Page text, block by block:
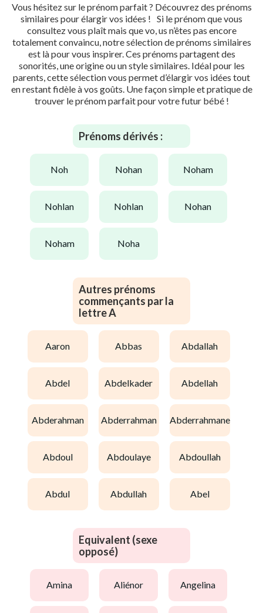
Vous hésitez sur le prénom parfait ? Découvrez des prénoms
similaires pour élargir vos idées ! Si le prénom que vous
consultez vous plaît mais que vo, us n’êtes pas encore
totalement convaincu, notre sélection de prénoms similaires
est là pour vous inspirer. Ces prénoms partagent des
sonorités, une origine ou un style similaires. Idéal pour les
parents, cette sélection vous permet d’élargir vos idées tout
en restant fidèle à vos goûts. Une façon simple et pratique de
trouver le prénom parfait pour votre futur bébé !
Prénoms dérivés :
noh nohan noham
nohlan nohlan nohan
noham noha
Autres prénoms
commençants par la
lettre A
aaron abbas abdallah
abdel abdelkader abdellah
abderahman abderrahman abderrahmane
abdoul abdoulaye abdoullah
abdul abdullah abel
Equivalent (sexe
opposé)
amina aliénor angelina